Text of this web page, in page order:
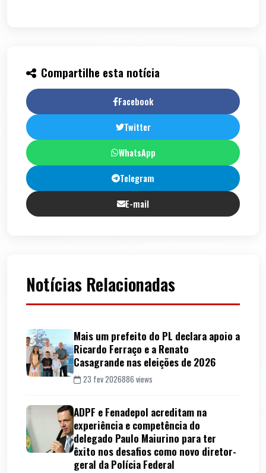
Compartilhe esta notícia
Facebook
Twitter
WhatsApp
Telegram
E-mail
Notícias Relacionadas
Mais um prefeito do PL declara apoio a
Ricardo Ferraço e a Renato
Casagrande nas eleições de 2026
23 fev 2026886 views
ADPF e Fenadepol acreditam na
experiência e competência do
delegado Paulo Maiurino para ter
êxito nos desafios como novo diretor-
geral da Polícia Federal